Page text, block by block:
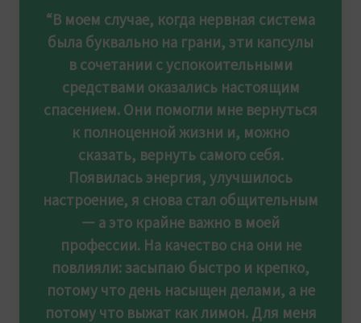
“В моем случае, когда нервная система
была буквально на грани, эти капсулы
в сочетании с успокоительными
средствами оказались настоящим
спасением. Они помогли мне вернуться
к полноценной жизни и, можно
сказать, вернуть самого себя.
Появилась энергия, улучшилось
настроение, я снова стал общительным
— а это крайне важно в моей
профессии. На качество сна они не
повлияли: засыпаю быстро и крепко,
потому что день насыщен делами, а не
потому что выжат как лимон. Для меня